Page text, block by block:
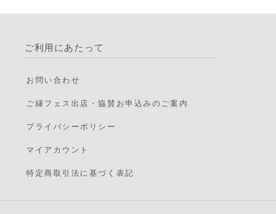
ご利用にあたって
お問い合わせ
ご縁フェス出店・協賛お申込みのご案内
プライバシーポリシー
マイアカウント
特定商取引法に基づく表記